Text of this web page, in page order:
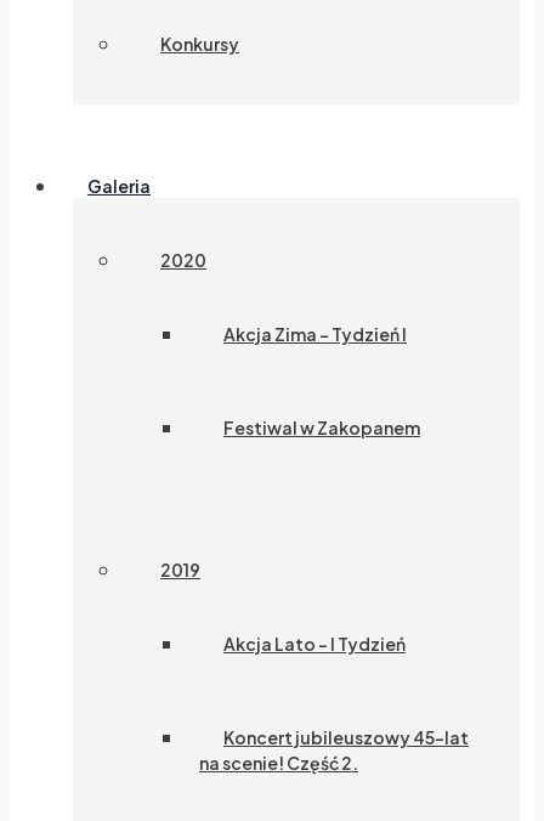
Konkursy
Galeria
2020
Akcja Zima – Tydzień I
Festiwal w Zakopanem
2019
Akcja Lato – I Tydzień
Koncert jubileuszowy 45-lat
na scenie! Część 2.